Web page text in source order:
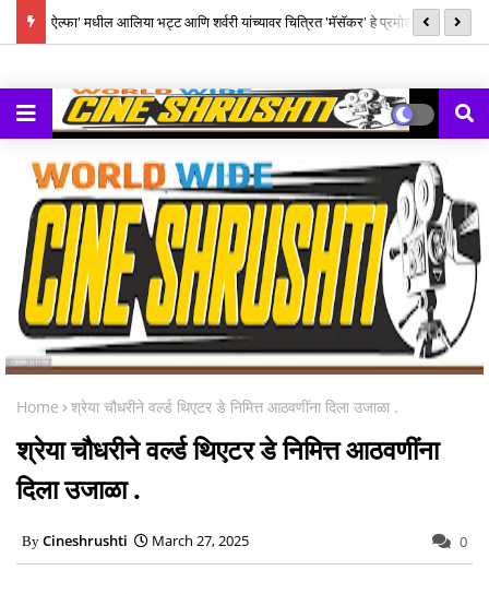
में ऐल्फा' मधील आलिया भट्ट आणि शर्वरी यांच्यावर चित्रित 'मॅसॅकर' हे प्रमोशनल म्युझिक
Home श्रेया चौधरीने वर्ल्ड थिएटर डे निमित्त आठवणींना दिला उजाळा .
श्रेया चौधरीने वर्ल्ड थिएटर डे निमित्त आठवणींना
दिला उजाळा .
Cineshrushti March 27, 2025 0